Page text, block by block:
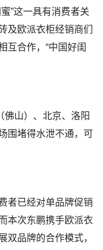
”这一具有消费者关
及欧派衣柜经销商们
互合作，“中国好闺
佛山）、北京、洛阳
围堵得水泄不通，可
者已经对单品牌促销
本次东鹏携手欧派衣
双品牌的合作模式，